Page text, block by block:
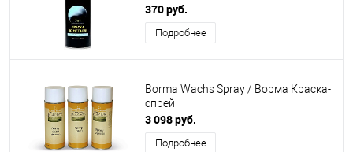
(~RAL 7024)
370 руб.
Подробнее
Borma Wachs Spray / Ворма Краска-
спрей
3 098 руб.
Подробнее